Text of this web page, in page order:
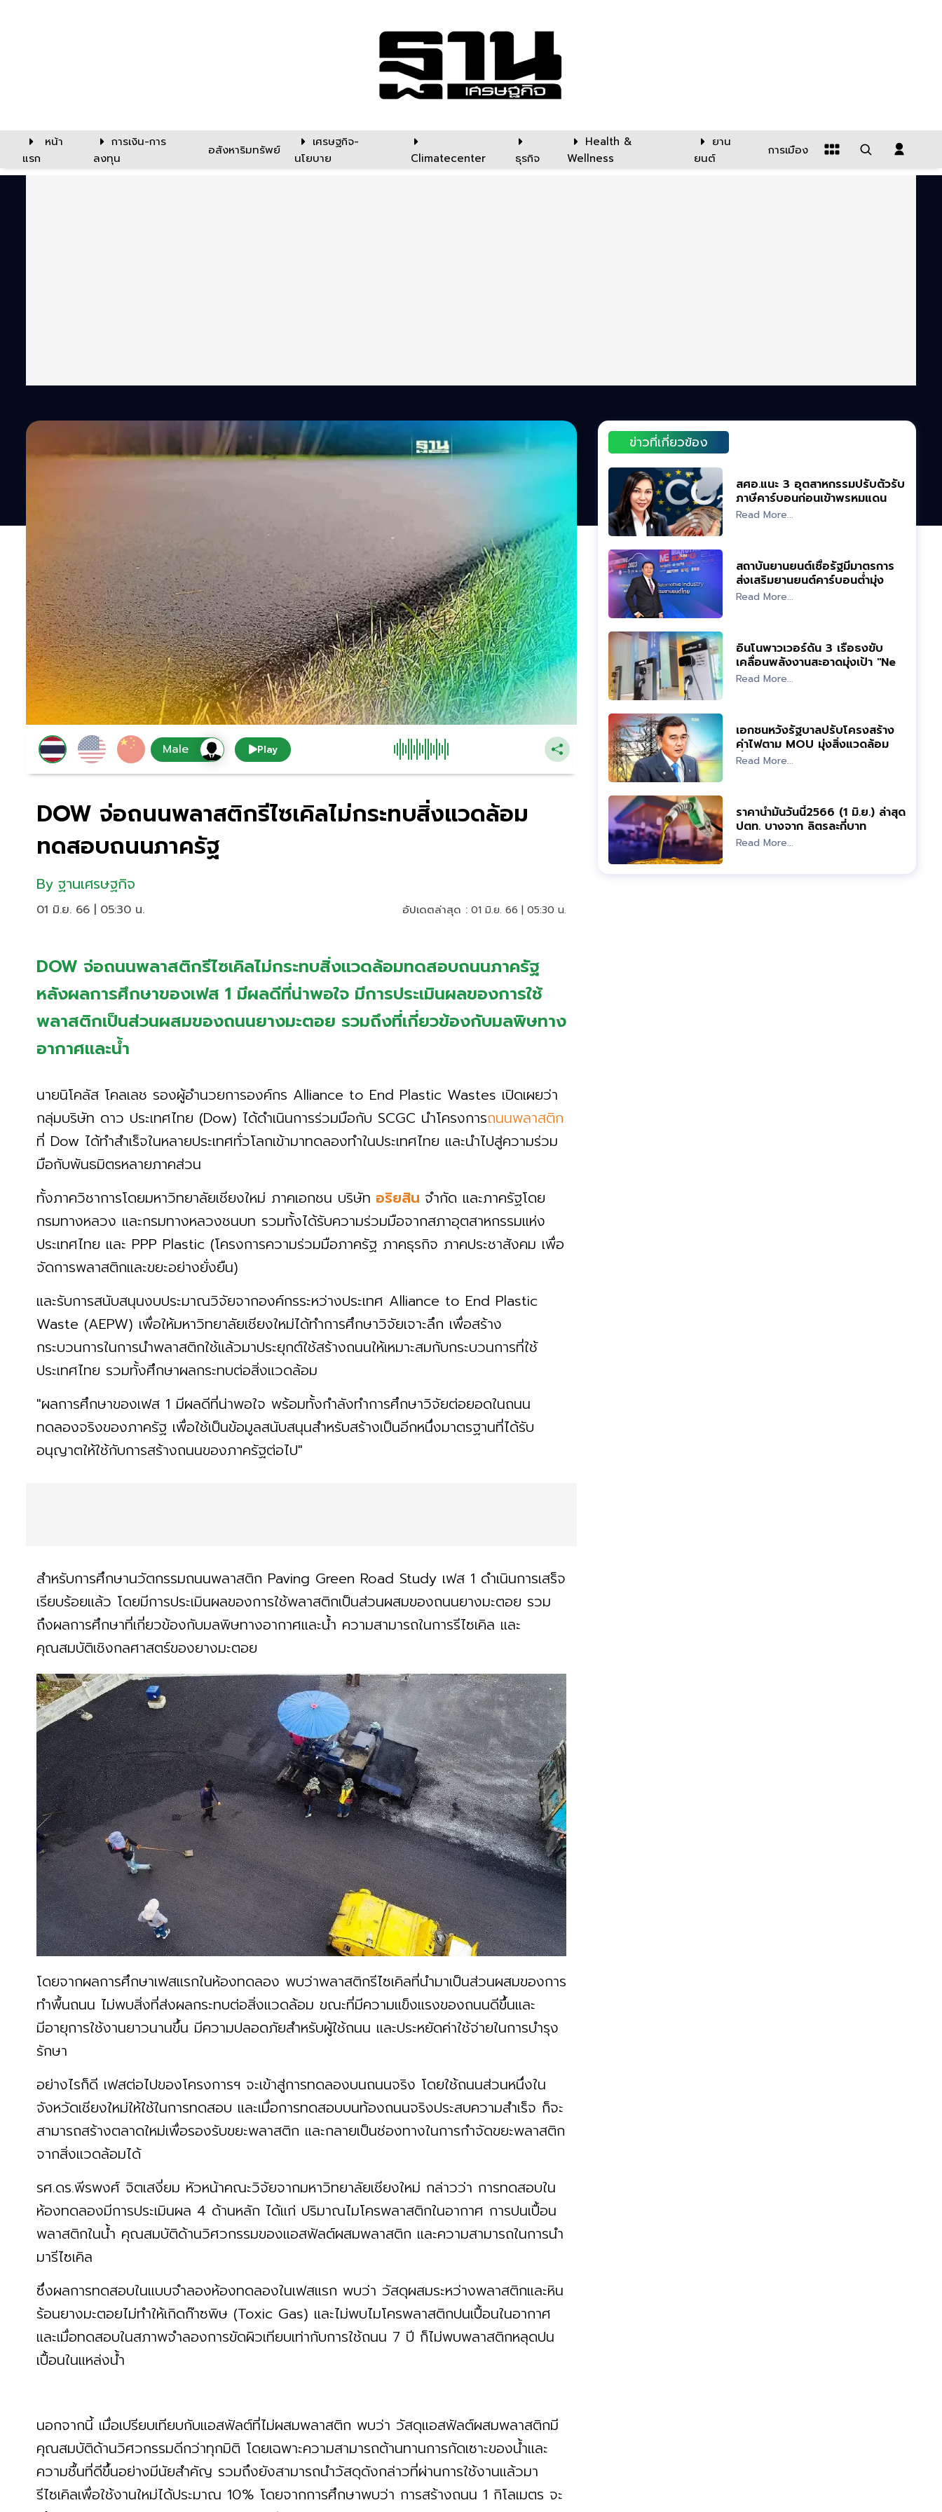
หน้า
แรก
การเงิน-การ
ลงทุน
อสังหาริมทรัพย์
เศรษฐกิจ-
นโยบาย
Climatecenter ธุรกิจ
Health &
Wellness
ยาน
ยนต์
การเมือง
Play
DOW จ่อถนนพลาสติกรีไซเคิลไม่กระทบสิ่งแวดล้อม
ทดสอบถนนภาครัฐ
By ฐานเศรษฐกิจ
01 มิ.ย. 66 | 05:30 น. อัปเดตล่าสุด : 01 มิ.ย. 66 | 05:30 น.
DOW จ่อถนนพลาสติกรีไซเคิลไม่กระทบสิ่งแวดล้อมทดสอบถนนภาครัฐ
หลังผลการศึกษาของเฟส 1 มีผลดีที่น่าพอใจ มีการประเมินผลของการใช้
พลาสติกเป็นส่วนผสมของถนนยางมะตอย รวมถึงที่เกี่ยวข้องกับมลพิษทาง
อากาศและน้ำ
นายนิโคลัส โคลเลช รองผู้อำนวยการองค์กร Alliance to End Plastic Wastes เปิดเผยว่า
กลุ่มบริษัท ดาว ประเทศไทย (Dow) ได้ดำเนินการร่วมมือกับ SCGC นำโครงการถนนพลาสติก
ที่ Dow ได้ทำสำเร็จในหลายประเทศทั่วโลกเข้ามาทดลองทำในประเทศไทย และนำไปสู่ความร่วม
มือกับพันธมิตรหลายภาคส่วน
ทั้งภาควิชาการโดยมหาวิทยาลัยเชียงใหม่ ภาคเอกชน บริษัท อริยสิน จำกัด และภาครัฐโดย
กรมทางหลวง และกรมทางหลวงชนบท รวมทั้งได้รับความร่วมมือจากสภาอุตสาหกรรมแห่ง
ประเทศไทย และ PPP Plastic (โครงการความร่วมมือภาครัฐ ภาคธุรกิจ ภาคประชาสังคม เพื่อ
จัดการพลาสติกและขยะอย่างยั่งยืน)
และรับการสนับสนุนงบประมาณวิจัยจากองค์กรระหว่างประเทศ Alliance to End Plastic
Waste (AEPW) เพื่อให้มหาวิทยาลัยเชียงใหม่ได้ทำการศึกษาวิจัยเจาะลึก เพื่อสร้าง
กระบวนการในการนำพลาสติกใช้แล้วมาประยุกต์ใช้สร้างถนนให้เหมาะสมกับกระบวนการที่ใช้
ประเทศไทย รวมทั้งศึกษาผลกระทบต่อสิ่งแวดล้อม
"ผลการศึกษาของเฟส 1 มีผลดีที่น่าพอใจ พร้อมทั้งกำลังทำการศึกษาวิจัยต่อยอดในถนน
ทดลองจริงของภาครัฐ เพื่อใช้เป็นข้อมูลสนับสนุนสำหรับสร้างเป็นอีกหนึ่งมาตรฐานที่ได้รับ
อนุญาตให้ใช้กับการสร้างถนนของภาครัฐต่อไป"
สำหรับการศึกษานวัตกรรมถนนพลาสติก Paving Green Road Study เฟส 1 ดำเนินการเสร็จ
เรียบร้อยแล้ว โดยมีการประเมินผลของการใช้พลาสติกเป็นส่วนผสมของถนนยางมะตอย รวม
ถึงผลการศึกษาที่เกี่ยวข้องกับมลพิษทางอากาศและน้ำ ความสามารถในการรีไซเคิล และ
คุณสมบัติเชิงกลศาสตร์ของยางมะตอย
โดยจากผลการศึกษาเฟสแรกในห้องทดลอง พบว่าพลาสติกรีไซเคิลที่นำมาเป็นส่วนผสมของการ
ทำพื้นถนน ไม่พบสิ่งที่ส่งผลกระทบต่อสิ่งแวดล้อม ขณะที่มีความแข็งแรงของถนนดีขึ้นและ
มีอายุการใช้งานยาวนานขึ้น มีความปลอดภัยสำหรับผู้ใช้ถนน และประหยัดค่าใช้จ่ายในการบำรุง
รักษา
อย่างไรก็ดี เฟสต่อไปของโครงการฯ จะเข้าสู่การทดลองบนถนนจริง โดยใช้ถนนส่วนหนึ่งใน
จังหวัดเชียงใหม่ให้ใช้ในการทดสอบ และเมื่อการทดสอบบนท้องถนนจริงประสบความสำเร็จ ก็จะ
สามารถสร้างตลาดใหม่เพื่อรองรับขยะพลาสติก และกลายเป็นช่องทางในการกำจัดขยะพลาสติก
จากสิ่งแวดล้อมได้
รศ.ดร.พีรพงศ์ จิตเสงี่ยม หัวหน้าคณะวิจัยจากมหาวิทยาลัยเชียงใหม่ กล่าวว่า การทดสอบใน
ห้องทดลองมีการประเมินผล 4 ด้านหลัก ได้แก่ ปริมาณไมโครพลาสติกในอากาศ การปนเปื้อน
พลาสติกในน้ำ คุณสมบัติด้านวิศวกรรมของแอสฟัลต์ผสมพลาสติก และความสามารถในการนำ
มารีไซเคิล
ซึ่งผลการทดสอบในแบบจำลองห้องทดลองในเฟสแรก พบว่า วัสดุผสมระหว่างพลาสติกและหิน
ร้อนยางมะตอยไม่ทำให้เกิดก๊าซพิษ (Toxic Gas) และไม่พบไมโครพลาสติกปนเปื้อนในอากาศ
และเมื่อทดสอบในสภาพจำลองการขัดผิวเทียบเท่ากับการใช้ถนน 7 ปี ก็ไม่พบพลาสติกหลุดปน
เปื้อนในแหล่งน้ำ
นอกจากนี้ เมื่อเปรียบเทียบกับแอสฟัลต์ที่ไม่ผสมพลาสติก พบว่า วัสดุแอสฟัลต์ผสมพลาสติกมี
คุณสมบัติด้านวิศวกรรมดีกว่าทุกมิติ โดยเฉพาะความสามารถต้านทานการกัดเซาะของน้ำและ
ความชื้นที่ดีขึ้นอย่างมีนัยสำคัญ รวมถึงยังสามารถนำวัสดุดังกล่าวที่ผ่านการใช้งานแล้วมา
รีไซเคิลเพื่อใช้งานใหม่ได้ประมาณ 10% โดยจากการศึกษาพบว่า การสร้างถนน 1 กิโลเมตร จะ
ข่าวที่เกี่ยวข้อง
สศอ.แนะ 3 อุตสาหกรรมปรับตัวรับ
ภาษีคาร์บอนก่อนเข้าพรหมแดน
EU
Read More...
สถาบันยานยนต์เชื่อรัฐมีมาตรการ
ส่งเสริมยานยนต์คาร์บอนต่ำมุ่ง
30@30
Read More...
อินโนพาวเวอร์ดัน 3 เรือธงขับ
เคลื่อนพลังงานสะอาดมุ่งเป้า "Net
Zero"
Read More...
เอกชนหวังรัฐบาลปรับโครงสร้าง
ค่าไฟตาม MOU มุ่งสิ่งแวดล้อม
ยั่งยืน
Read More...
ราคาน้ำมันวันนี้2566 (1 มิ.ย.) ล่าสุด
ปตท. บางจาก ลิตรละกี่บาท
Read More...